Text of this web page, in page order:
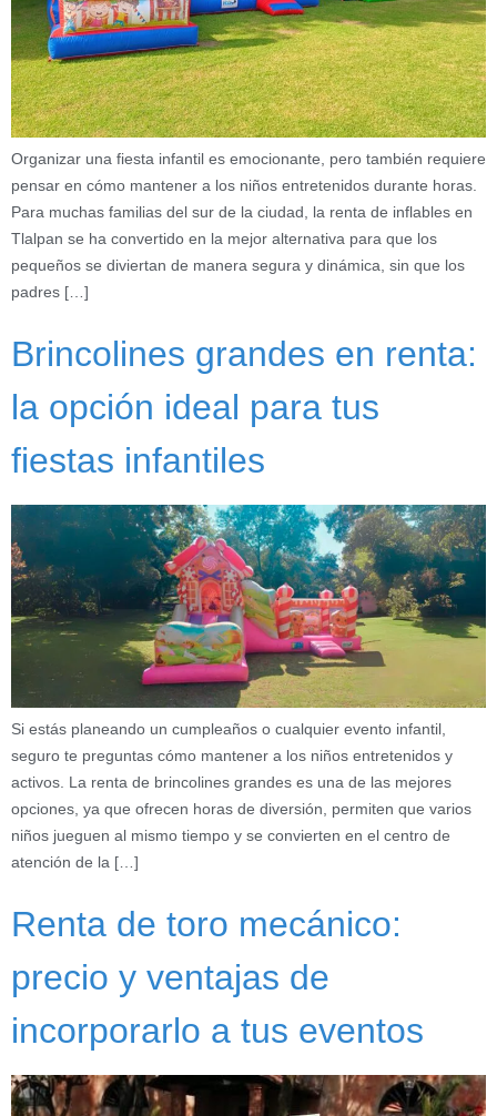
Organizar una fiesta infantil es emocionante, pero también requiere
pensar en cómo mantener a los niños entretenidos durante horas.
Para muchas familias del sur de la ciudad, la renta de inflables en
Tlalpan se ha convertido en la mejor alternativa para que los
pequeños se diviertan de manera segura y dinámica, sin que los
padres […]
Brincolines grandes en renta:
la opción ideal para tus
fiestas infantiles
Si estás planeando un cumpleaños o cualquier evento infantil,
seguro te preguntas cómo mantener a los niños entretenidos y
activos. La renta de brincolines grandes es una de las mejores
opciones, ya que ofrecen horas de diversión, permiten que varios
niños jueguen al mismo tiempo y se convierten en el centro de
atención de la […]
Renta de toro mecánico:
precio y ventajas de
incorporarlo a tus eventos